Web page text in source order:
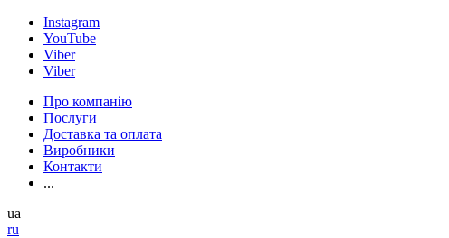
Instagram
YouTube
Viber
Viber
Про компанію
Послуги
Доставка та оплата
Виробники
Контакти
...
ua
ru